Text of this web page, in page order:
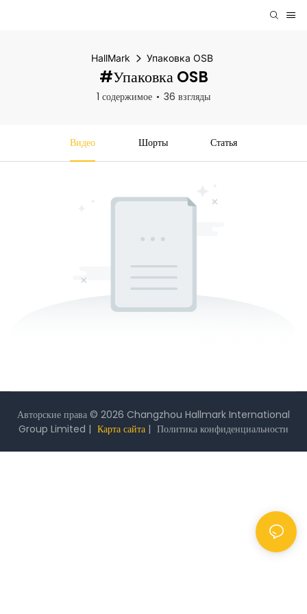
HallMark Упаковка OSB
#Упаковка OSB
1 содержимое 36 взгляды
Видео Шорты Статья
Авторские права © 2026 Changzhou Hallmark International
Group Limited | Карта сайта | Политика конфиденциальности